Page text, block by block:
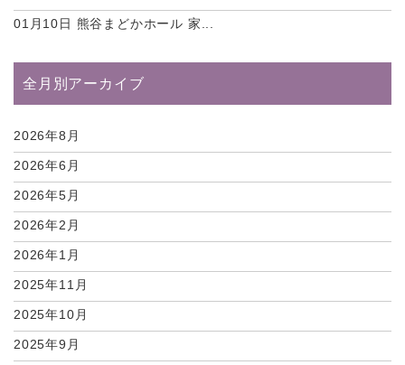
01月10日 熊谷まどかホール 家...
全月別アーカイブ
2026年8月
2026年6月
2026年5月
2026年2月
2026年1月
2025年11月
2025年10月
2025年9月